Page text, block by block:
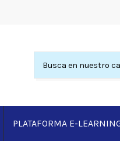
PLATAFORMA E-